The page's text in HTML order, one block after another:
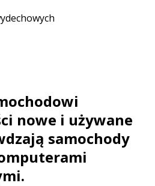
nowe i używane
samochody